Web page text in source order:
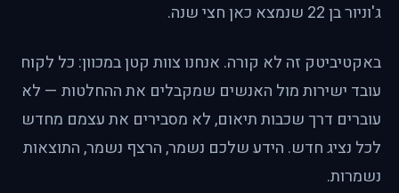
ג'וניור בן 22 שנמצא כאן חצי שנה.
באקטיביטק זה לא קורה. אנחנו צוות קטן במכוון: כל לקוח
עובד ישירות מול האנשים שמקבלים את ההחלטות — לא
עוברים דרך שכבות תיאום, לא מסבירים את עצמם מחדש
לכל נציג חדש. הידע שלכם נשמר, הרצף נשמר, התוצאות
נשמרות.